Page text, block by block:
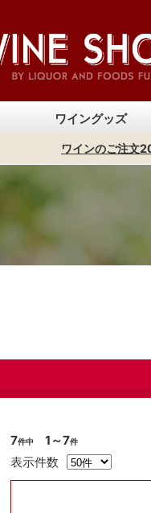
ワイングッズ
ワインオープナー
保存グッズ（ワインセーバ
デキャンタージュグッ
ワイングラス
ワインバッグ
ワインのご注文
7件中 1～7件
表示件数